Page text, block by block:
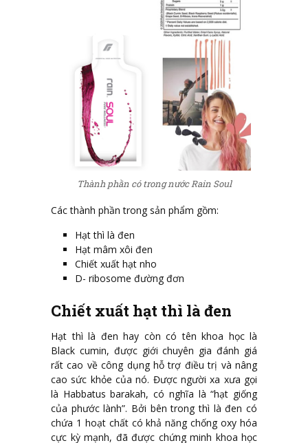
Thành phần có trong nước Rain Soul
Các thành phần trong sản phẩm gồm:
Hạt thì là đen
Hạt mâm xôi đen
Chiết xuất hạt nho
D- ribosome đường đơn
Chiết xuất hạt thì là đen
Hạt thì là đen hay còn có tên khoa học là
Black cumin, được giới chuyên gia đánh giá
rất cao về công dụng hỗ trợ điều trị và nâng
cao sức khỏe của nó. Được người xa xưa gọi
là Habbatus barakah, có nghĩa là “hạt giống
của phước lành”. Bởi bên trong thì là đen có
chứa 1 hoạt chất có khả năng chống oxy hóa
cực kỳ mạnh, đã được chứng minh khoa học